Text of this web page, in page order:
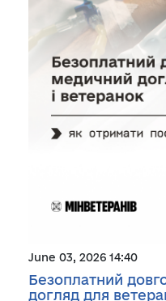
June 03, 2026 14:40
Безоплатний
догляд для